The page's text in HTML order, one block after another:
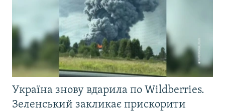
Україна знову вдарила по Wildberries.
Зеленський закликає прискорити